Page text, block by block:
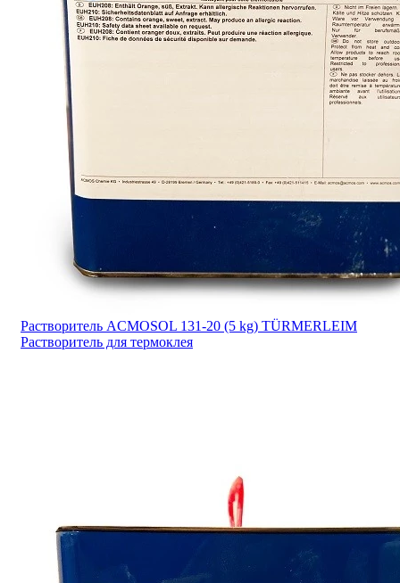
Растворитель ACMOSOL 131-20 (5 kg) TÜRMERLEIM
Растворитель для термоклея